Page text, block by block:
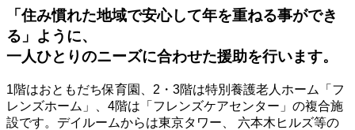
保育園
おともだち保育園 おともだち・ララ保育園
高齢者福祉部門
保育部門
お問い合わせ
プライバシーポリシー
「住み慣れた地域で安心して年を重ねる事ができ
る」ように、
一人ひとりのニーズに合わせた援助を行います。
1階はおともだち保育園、2・3階は特別養護老人ホーム「フ
レンズホーム」、4階は「フレンズケアセンター」の複合施
設です。デイルームからは東京タワー、 六本木ヒルズ等の